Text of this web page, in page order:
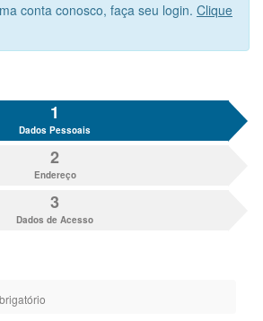
conta conosco, faça seu login. Clique
1
Dados Pessoais
2
Endereço
3
Dados de Acesso